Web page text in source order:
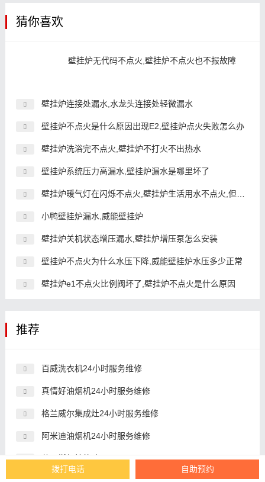
猜你喜欢
壁挂炉无代码不点火,壁挂炉不点火也不报故障
壁挂炉连接处漏水,水龙头连接处轻微漏水
壁挂炉不点火是什么原因出现E2,壁挂炉点火失败怎么办
壁挂炉洗浴完不点火,壁挂炉不打火不出热水
壁挂炉系统压力高漏水,壁挂炉漏水是哪里坏了
壁挂炉暖气灯在闪烁不点火,壁挂炉生活用水不点火,但暖气正常
小鸭壁挂炉漏水,威能壁挂炉
壁挂炉关机状态增压漏水,壁挂炉增压泵怎么安装
壁挂炉不点火为什么水压下降,威能壁挂炉水压多少正常
壁挂炉e1不点火比例阀坏了,壁挂炉不点火是什么原因
推荐
百威洗衣机24小时服务维修
真情好油烟机24小时服务维修
格兰威尔集成灶24小时服务维修
阿米迪油烟机24小时服务维修
苏州燃气灶故障
拨打电话 自助预约